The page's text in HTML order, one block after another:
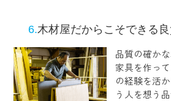
6.木材屋だからこそできる
品質の確か
家具を作っ
の経験を活
う人を想う